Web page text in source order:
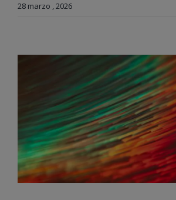
28 marzo , 2026